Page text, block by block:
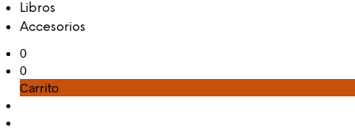
Libros
Accesorios
0
0
Carrito